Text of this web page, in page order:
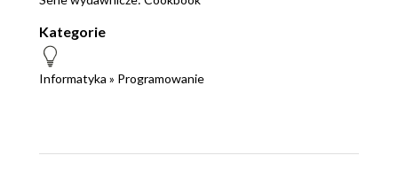
Kategorie
Informatyka » Programowanie